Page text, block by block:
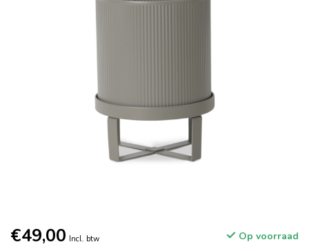
€49,00 Incl. btw Op voorraad